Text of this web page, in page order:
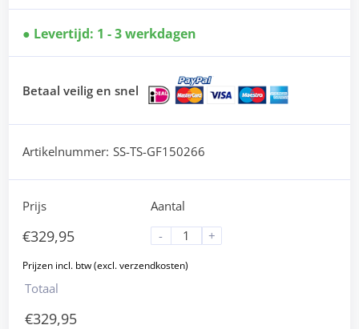
Levertijd: 1 - 3 werkdagen
Betaal veilig en snel
Artikelnummer: SS-TS-GF150266
Prijs
€329,95
Aantal
-
+
Totaal
€329,95